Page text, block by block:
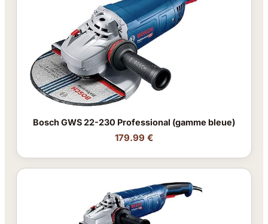
Bosch GWS 22-230 Professional (gamme bleue)
179.99 €